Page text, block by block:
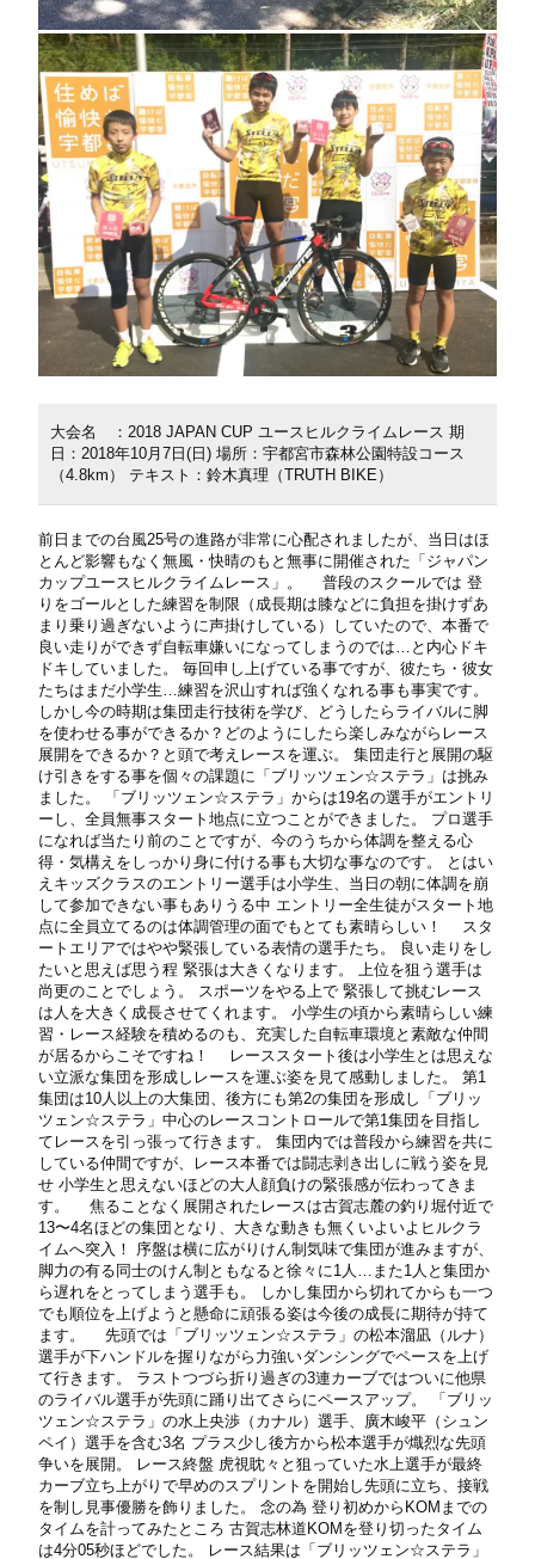
大会名 ：2018 JAPAN CUP ユースヒルクライムレース 期
日：2018年10月7日(日) 場所：宇都宮市森林公園特設コース
（4.8km） テキスト：鈴木真理（TRUTH BIKE）
前日までの台風25号の進路が非常に心配されましたが、当日はほ
とんど影響もなく無風・快晴のもと無事に開催された「ジャパン
カップユースヒルクライムレース」。 普段のスクールでは 登
りをゴールとした練習を制限（成長期は膝などに負担を掛けずあ
まり乗り過ぎないように声掛けしている）していたので、本番で
良い走りができず自転車嫌いになってしまうのでは…と内心ドキ
ドキしていました。 毎回申し上げている事ですが、彼たち・彼女
たちはまだ小学生…練習を沢山すれば強くなれる事も事実です。
しかし今の時期は集団走行技術を学び、どうしたらライバルに脚
を使わせる事ができるか？どのようにしたら楽しみながらレース
展開をできるか？と頭で考えレースを運ぶ。 集団走行と展開の駆
け引きをする事を個々の課題に「ブリッツェン☆ステラ」は挑み
ました。 「ブリッツェン☆ステラ」からは19名の選手がエントリ
ーし、全員無事スタート地点に立つことができました。 プロ選手
になれば当たり前のことですが、今のうちから体調を整える心
得・気構えをしっかり身に付ける事も大切な事なのです。 とはい
えキッズクラスのエントリー選手は小学生、当日の朝に体調を崩
して参加できない事もありうる中 エントリー全生徒がスタート地
点に全員立てるのは体調管理の面でもとても素晴らしい！ スタ
ートエリアではやや緊張している表情の選手たち。 良い走りをし
たいと思えば思う程 緊張は大きくなります。 上位を狙う選手は
尚更のことでしょう。 スポーツをやる上で 緊張して挑むレース
は人を大きく成長させてくれます。 小学生の頃から素晴らしい練
習・レース経験を積めるのも、充実した自転車環境と素敵な仲間
が居るからこそですね！ レーススタート後は小学生とは思えな
い立派な集団を形成しレースを運ぶ姿を見て感動しました。 第1
集団は10人以上の大集団、後方にも第2の集団を形成し「ブリッ
ツェン☆ステラ」中心のレースコントロールで第1集団を目指し
てレースを引っ張って行きます。 集団内では普段から練習を共に
している仲間ですが、レース本番では闘志剥き出しに戦う姿を見
せ 小学生と思えないほどの大人顔負けの緊張感が伝わってきま
す。 焦ることなく展開されたレースは古賀志麓の釣り堀付近で
13〜4名ほどの集団となり、大きな動きも無くいよいよヒルクラ
イムへ突入！ 序盤は横に広がりけん制気味で集団が進みますが、
脚力の有る同士のけん制ともなると徐々に1人…また1人と集団か
ら遅れをとってしまう選手も。 しかし集団から切れてからも一つ
でも順位を上げようと懸命に頑張る姿は今後の成長に期待が持て
ます。 先頭では「ブリッツェン☆ステラ」の松本溜凪（ルナ）
選手が下ハンドルを握りながら力強いダンシングでペースを上げ
て行きます。 ラストつづら折り過ぎの3連カーブではついに他県
のライバル選手が先頭に踊り出てさらにペースアップ。 「ブリッ
ツェン☆ステラ」の水上央渉（カナル）選手、廣木峻平（シュン
ペイ）選手を含む3名 プラス少し後方から松本選手が熾烈な先頭
争いを展開。 レース終盤 虎視眈々と狙っていた水上選手が最終
カーブ立ち上がりで早めのスプリントを開始し先頭に立ち、接戦
を制し見事優勝を飾りました。 念の為 登り初めからKOMまでの
タイムを計ってみたところ 古賀志林道KOMを登り切ったタイム
は4分05秒ほどでした。 レース結果は「ブリッツェン☆ステラ」